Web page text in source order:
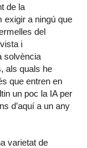
de la
exigir a ningú que
del
i
solvència
als quals he
que entren en
un poc la IA per
d’aquí a un any
varietat de